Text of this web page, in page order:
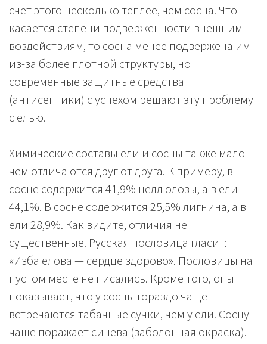
счет этого несколько теплее, чем сосна. Что
касается степени подверженности внешним
воздействиям, то сосна менее подвержена им
из-за более плотной структуры, но
современные защитные средства
(антисептики) с успехом решают эту проблему
с елью.
Химические составы ели и сосны также мало
чем отличаются друг от друга. К примеру, в
сосне содержится 41,9% целлюлозы, а в ели
44,1%. В сосне содержится 25,5% лигнина, а в
ели 28,9%. Как видите, отличия не
существенные. Русская пословица гласит:
«Изба елова — сердце здорово». Пословицы на
пустом месте не писались. Кроме того, опыт
показывает, что у сосны гораздо чаще
встречаются табачные сучки, чем у ели. Сосну
чаще поражает синева (заболонная окраска).